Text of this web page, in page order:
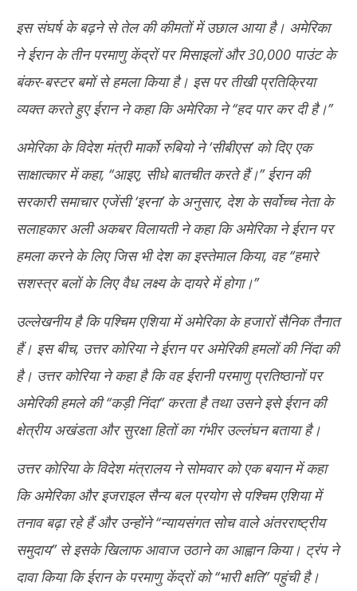
इस संघर्ष के बढ़ने से तेल की कीमतों में उछाल आया है। अमेरिका
ने ईरान के तीन परमाणु केंद्रों पर मिसाइलों और 30,000 पाउंट के
बंकर-बस्टर बमों से हमला किया है। इस पर तीखी प्रतिक्रिया
व्यक्त करते हुए ईरान ने कहा कि अमेरिका ने ‘‘हद पार कर दी है।’’
अमेरिका के विदेश मंत्री मार्को रुबियो ने ‘सीबीएस’ को दिए एक
साक्षात्कार में कहा, ‘‘आइए, सीधे बातचीत करते हैं।’’ ईरान की
सरकारी समाचार एजेंसी ‘इरना’ के अनुसार, देश के सर्वोच्च नेता के
सलाहकार अली अकबर विलायती ने कहा कि अमेरिका ने ईरान पर
हमला करने के लिए जिस भी देश का इस्तेमाल किया, वह ‘‘हमारे
सशस्त्र बलों के लिए वैध लक्ष्य के दायरे में होगा।’’
उल्लेखनीय है कि पश्चिम एशिया में अमेरिका के हजारों सैनिक तैनात
हैं। इस बीच, उत्तर कोरिया ने ईरान पर अमेरिकी हमलों की निंदा की
है। उत्तर कोरिया ने कहा है कि वह ईरानी परमाणु प्रतिष्ठानों पर
अमेरिकी हमले की ‘‘कड़ी निंदा’’ करता है तथा उसने इसे ईरान की
क्षेत्रीय अखंडता और सुरक्षा हितों का गंभीर उल्लंघन बताया है।
उत्तर कोरिया के विदेश मंत्रालय ने सोमवार को एक बयान में कहा
कि अमेरिका और इजराइल सैन्य बल प्रयोग से पश्चिम एशिया में
तनाव बढ़ा रहे हैं और उन्होंने ‘‘न्यायसंगत सोच वाले अंतरराष्ट्रीय
समुदाय’’ से इसके खिलाफ आवाज उठाने का आह्वान किया। ट्रंप ने
दावा किया कि ईरान के परमाणु केंद्रों को ‘‘भारी क्षति’’ पहुंची है।